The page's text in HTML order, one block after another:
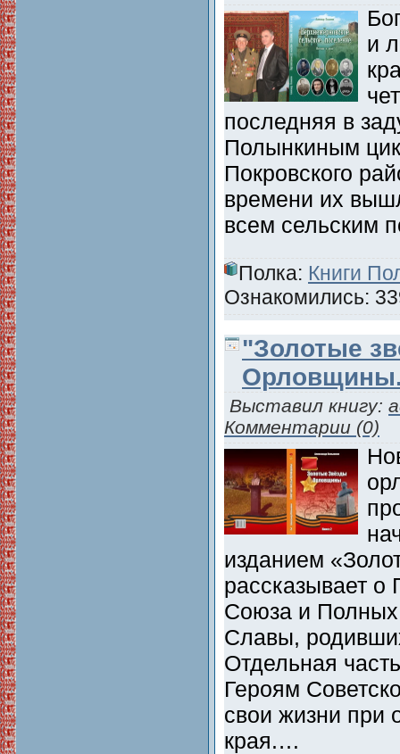
и
последняя в
Полынкиным
Покровского
времени их
всем сельским
Полка: Книги
Ознакомились:
"Золотые
Выставил книгу:
Комментарии (0)
изданием
рассказывает о
Союза и
Славы,
Отдельная
Героям
свои жизни при
края.…